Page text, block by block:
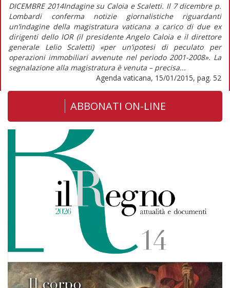
DICEMBRE 2014Indagine su Caloia e Scaletti. Il 7 dicembre p.
Lombardi conferma notizie giornalistiche riguardanti
un’indagine della magistratura vaticana a carico di due ex
dirigenti dello IOR (il presidente Angelo Caloia e il direttore
generale Lelio Scaletti) «per un’ipotesi di peculato per
operazioni immobiliari avvenute nel periodo 2001-2008». La
segnalazione alla magistratura è venuta – precisa...
Agenda vaticana, 15/01/2015, pag. 52
ABBONATI ON-LINE